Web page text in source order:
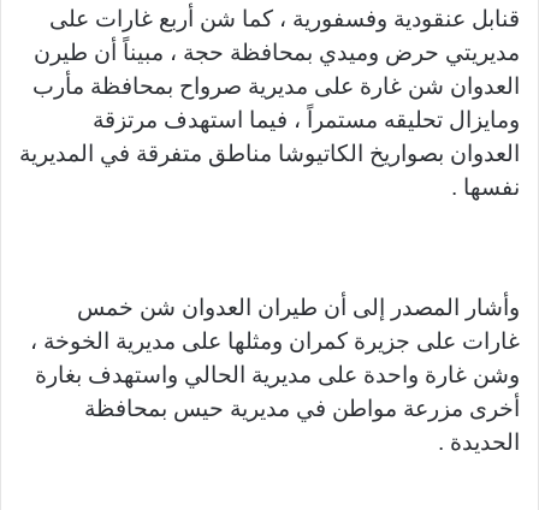
قنابل عنقودية وفسفورية ، كما شن أربع غارات على
مديريتي حرض وميدي بمحافظة حجة ، مبيناً أن طيرن
العدوان شن غارة على مديرية صرواح بمحافظة مأرب
ومايزال تحليقه مستمراً ، فيما استهدف مرتزقة
العدوان بصواريخ الكاتيوشا مناطق متفرقة في المديرية
نفسها .
وأشار المصدر إلى أن طيران العدوان شن خمس
غارات على جزيرة كمران ومثلها على مديرية الخوخة ،
وشن غارة واحدة على مديرية الحالي واستهدف بغارة
أخرى مزرعة مواطن في مديرية حيس بمحافظة
الحديدة .